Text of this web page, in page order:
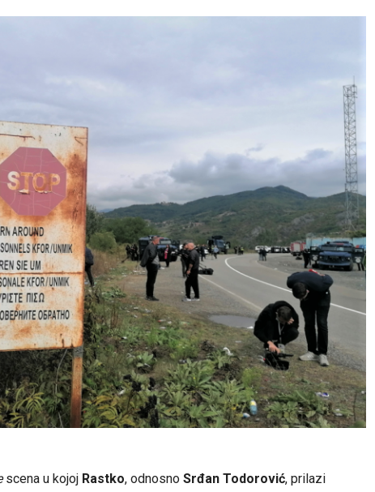
scena u kojoj Rastko, odnosno Srđan Todorović, prilazi